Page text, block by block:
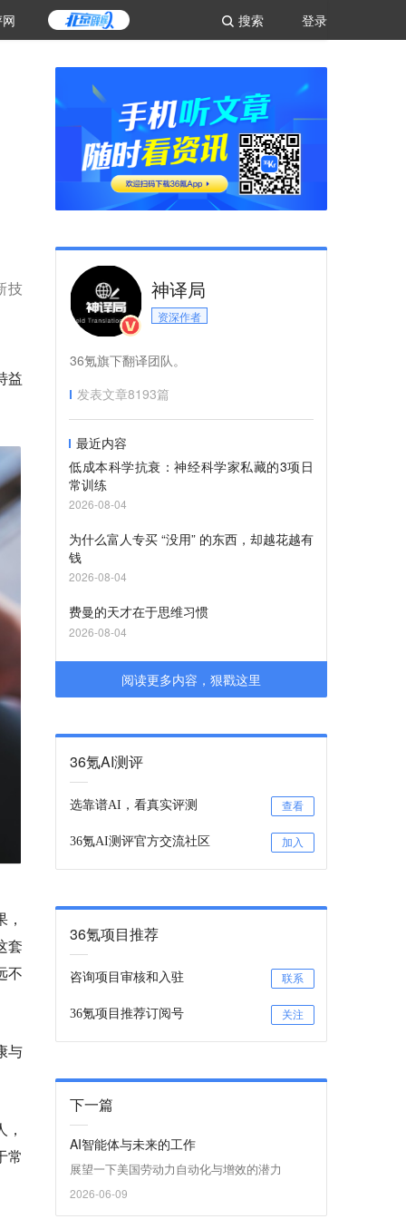
登录
搜索
技
益
套
不
与
常
神译局
资深作者
36氪旗下翻译团队。
发表文章8193篇
最近内容
低成本科学抗衰：神经科学家私藏的3项日
常训练
2026-08-04
为什么富人专买 “没用” 的东西，却越花越有
钱
2026-08-04
费曼的天才在于思维习惯
2026-08-04
阅读更多内容，狠戳这里
36氪AI测评
选靠谱AI，看真实评测 查看
36氪AI测评官方交流社区 加入
36氪项目推荐
咨询项目审核和入驻 联系
36氪项目推荐订阅号 关注
下一篇
AI智能体与未来的工作
展望一下美国劳动力自动化与增效的潜力
2026-06-09